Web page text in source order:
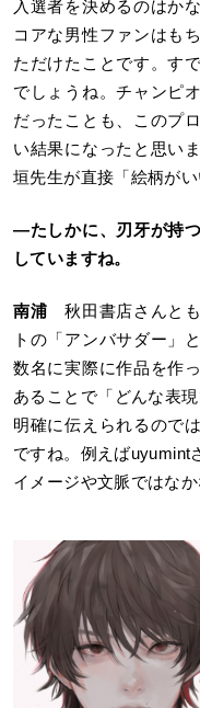
入選者を決めるのはか
コアな男性ファンはも
ただけたことです。す
でしょうね。チャンピ
だったことも、このプ
い結果になったと思い
垣先生が直接「絵柄が
―たしかに、刃牙が持
していますね。
南浦 秋田書店さんと
トの「アンバサダー」
数名に実際に作品を作
あることで「どんな表
明確に伝えられるので
ですね。例えばuyumint
イメージや文脈ではな